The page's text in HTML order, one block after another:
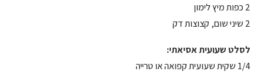
2 כפות מיץ לימון
2 שיני שום, קצוצות דק
לסלט שעועית אסיאתי:
1/4 שקית שעועית קפואה או טרייה